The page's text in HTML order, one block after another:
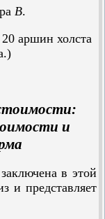
В.
аршин холста
и
в этой
и представляет